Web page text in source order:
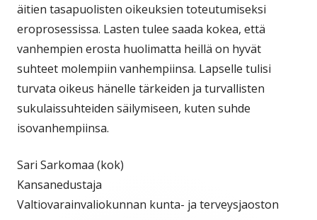
äitien tasapuolisten oikeuksien toteutumiseksi
eroprosessissa. Lasten tulee saada kokea, että
vanhempien erosta huolimatta heillä on hyvät
suhteet molempiin vanhempiinsa. Lapselle tulisi
turvata oikeus hänelle tärkeiden ja turvallisten
sukulaissuhteiden säilymiseen, kuten suhde
isovanhempiinsa.
Sari Sarkomaa (kok)
Kansanedustaja
Valtiovarainvaliokunnan kunta- ja terveysjaoston